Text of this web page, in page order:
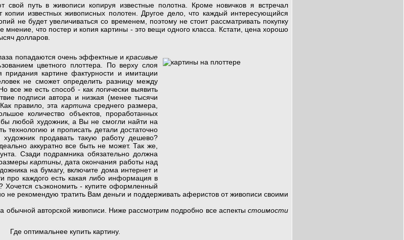
путь в живописи копируя известные полотна. Кроме новичков я встречал
известных живописных полотен. Другое дело, что каждый интересующийся
не будет увеличиваться со временем, поэтому не стоит рассматривать покупку
мнение, что постер и копия картины - это вещи одного класса. Кстати, цена хорошо
долларов.
попадаются очень эффектные икрасивые
цветного плоттера. По верху слоя
придания картине фактурности и имитации
не сможет определить разницу между
все же есть способ - как логически выявить
подписи автора и низкая (менее тысячи
правило, эта картина среднего размера,
количество объектов, проработанных
любой художник, а Вы не смогли найти на
технологию и прописать детали достаточно
продавать такую работу дешево?
аккуратно все быть не может. Так же,
Сзади подрамника обязательно должна
картины, дата окончания работы над
на бумагу, включите дома интернет и
каждого есть какая либо информация в
Хочется съэкономить - купите оформленный
не рекомендую тратить Вам деньги и поддерживать аферистов от живописи своими
авторской живописи. Ниже рассмотрим подробно все аспекты стоимости
Где оптимальнее купить картину.